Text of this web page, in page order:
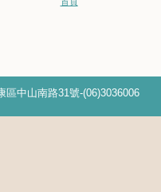
區中山南路31號-(06)3036006